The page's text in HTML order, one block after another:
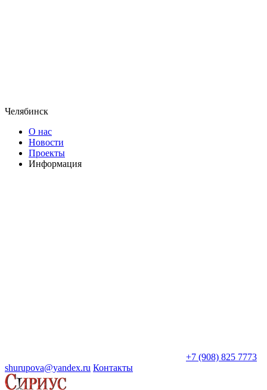
Челябинск
О нас
Новости
Проекты
Информация
+7 (908) 825 7773
shurupova@yandex.ru Контакты